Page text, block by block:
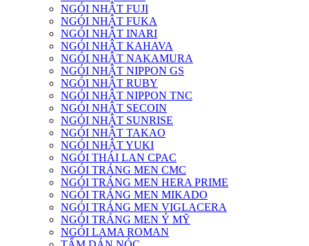
NGÓI NHẬT FUJI
NGÓI NHẬT FUKA
NGÓI NHẬT INARI
NGÓI NHẬT KAHAVA
NGÓI NHẬT NAKAMURA
NGÓI NHẬT NIPPON GS
NGÓI NHẬT RUBY
NGÓI NHẬT NIPPON TNC
NGÓI NHẬT SECOIN
NGÓI NHẬT SUNRISE
NGÓI NHẬT TAKAO
NGÓI NHẬT YUKI
NGÓI THÁI LAN CPAC
NGÓI TRÁNG MEN CMC
NGÓI TRÁNG MEN HERA PRIME
NGÓI TRÁNG MEN MIKADO
NGÓI TRÁNG MEN VIGLACERA
NGÓI TRÁNG MEN Ý MỸ
NGÓI LAMA ROMAN